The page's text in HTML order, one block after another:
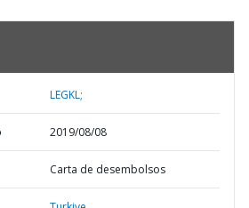
LEGKL;
2019/08/08
Carta de desembolsos